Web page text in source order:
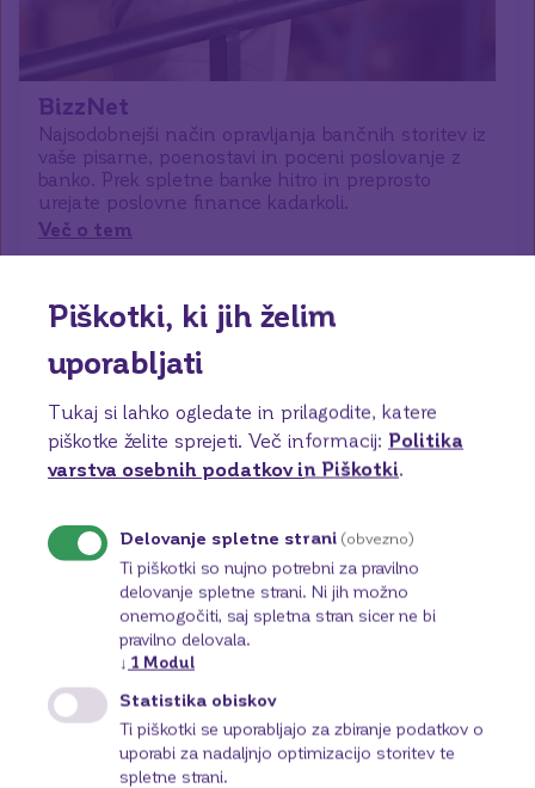
BizzNet
Najsodobnejši način opravljanja bančnih storitev iz
vaše pisarne, poenostavi in poceni poslovanje z
banko. Prek spletne banke hitro in preprosto
urejate poslovne finance kadarkoli.
Več o tem
Piškotki, ki jih želim
uporabljati
Tukaj si lahko ogledate in prilagodite, katere
piškotke želite sprejeti. Več informacij: Politika
varstva osebnih podatkov in Piškotki.
Delovanje spletne strani (obvezno)
Ti piškotki so nujno potrebni za pravilno
delovanje spletne strani. Ni jih možno
onemogočiti, saj spletna stran sicer ne bi
pravilno delovala.
↓ 1 Modul
Statistika obiskov
Ti piškotki se uporabljajo za zbiranje podatkov o
uporabi za nadaljnjo optimizacijo storitev te
spletne strani.